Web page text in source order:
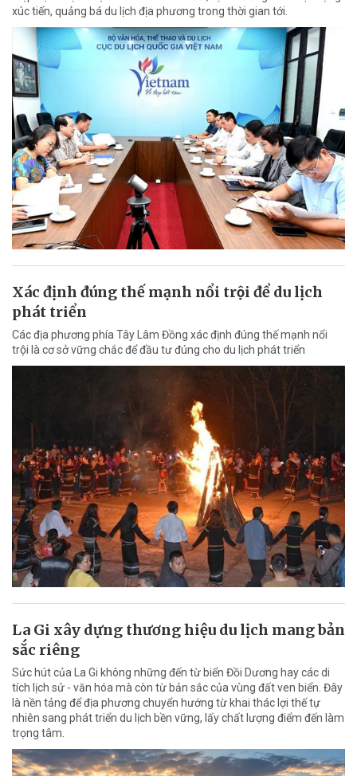
xúc tiến, quảng bá du lịch địa phương trong thời gian tới.
Xác định đúng thế mạnh nổi trội để du lịch
phát triển
Các địa phương phía Tây Lâm Đồng xác định đúng thế mạnh nổi
trội là cơ sở vững chắc để đầu tư đúng cho du lịch phát triển
La Gi xây dựng thương hiệu du lịch mang bản
sắc riêng
Sức hút của La Gi không những đến từ biển Đồi Dương hay các di
tích lịch sử - văn hóa mà còn từ bản sắc của vùng đất ven biển. Đây
là nền tảng để địa phương chuyển hướng từ khai thác lợi thế tự
nhiên sang phát triển du lịch bền vững, lấy chất lượng điểm đến làm
trọng tâm.